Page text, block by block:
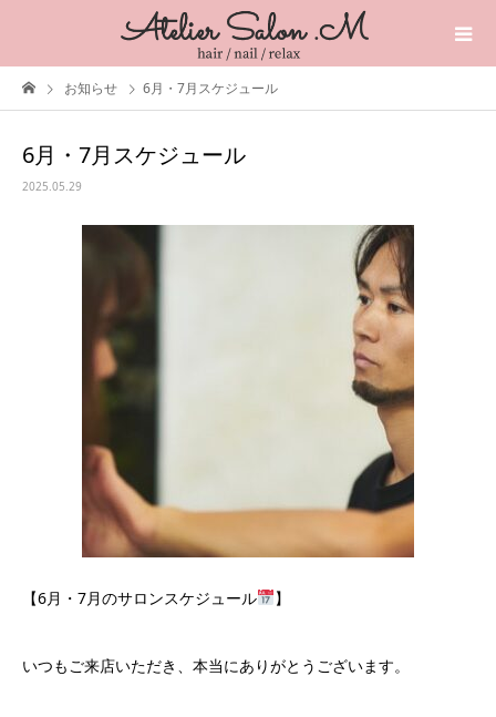
お知らせ 6月・7月スケジュール
6月・7月スケジュール
2025.05.29
【6月・7月のサロンスケジュール 】
いつもご来店いただき、本当にありがとうございます。